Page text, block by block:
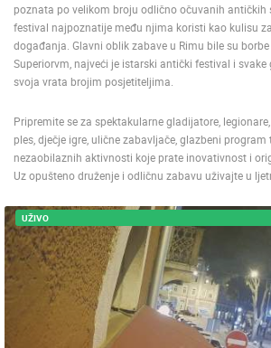
poznata po velikom broju odlično očuvanih antičkih
festival najpoznatije među njima koristi kao kulisu
događanja. Glavni oblik zabave u Rimu bile su
Superiorvm, najveći je istarski antički festival i
svoja vrata brojim posjetiteljima.
Pripremite se za spektakularne gladijatore,
ples, dječje igre, ulične zabavljače, glazbeni
nezaobilaznih aktivnosti koje prate inovativnost i
Uz opušteno druženje i odličnu zabavu uživajte u
UŽIVO